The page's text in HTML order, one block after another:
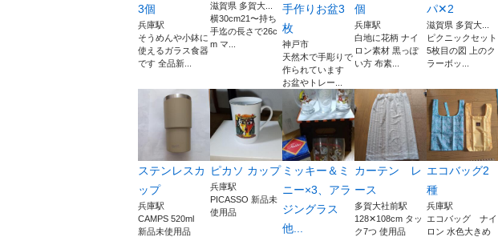
3個
兵庫駅
そうめんや小鉢に
使えるガラス食器
です 全品新...
滋賀県 多賀大...
横30cm21〜持ち
手迄の長さで26c
m マ...
手作りお盆3
枚
神戸市
天然木で手彫りで
作られています
お盆やトレー...
個
兵庫駅
白地に花柄 ナイ
ロン素材 黒っぽ
い方 布素...
パ✕2
滋賀県 多賀大...
ピクニックセット
5枚目の図 上のク
ラーボッ...
ステンレスカ
ップ
兵庫駅
CAMPS 520ml
新品未使用品
ピカソ カップ
兵庫駅
PICASSO 新品未
使用品
ミッキー＆ミ
ニー×3、アラ
ジングラス
他...
カーテン レ
ース
多賀大社前駅
128✕108cm タッ
ク7つ 使用品
エコバッグ2
種
兵庫駅
エコバッグ ナイ
ロン 水色大きめ